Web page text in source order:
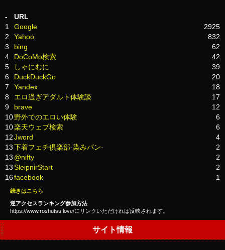
覧-
URL
1
Google
2925
2
Yahoo
832
3
bing
62
4
DoCoMo検索
42
5
しゃにむに
39
6
DuckDuckGo
20
7
Yandex
18
8
エロ過ぎアダルト体験談
17
9
brave
12
10野外でのエロい体験
6
10楽天ウェブ検索
6
12Jword
4
13下着フェチ倶楽部-染みパン-
2
13 @nifty
2
13SleipnirStart
2
16facebook 1
続きはこちら
逆アクセスランキング参加方法
https://www.roshutsu.love/にリンクいただければ反映されます。
サイト情報